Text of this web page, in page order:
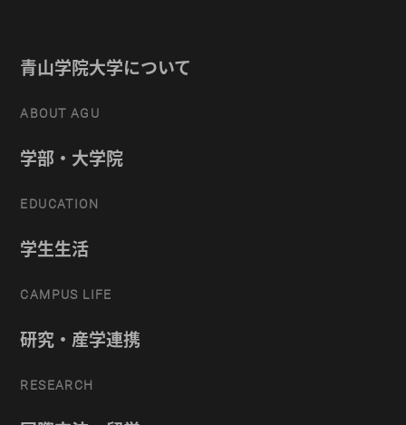
青山学院大学について
ABOUT AGU
学部・大学院
EDUCATION
学生生活
CAMPUS LIFE
研究・産学連携
RESEARCH